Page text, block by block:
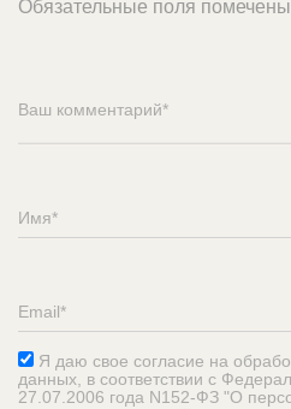
Обязательные поля помечены
Я даю свое согласие на
данных, в соответствии с
27.07.2006 года N152-ФЗ "О